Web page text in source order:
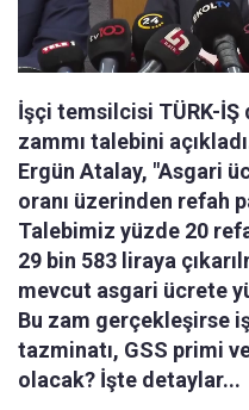
İşçi temsilcisi TÜRK-
zammı talebini
Ergün Atalay, "Asgari
oranı üzerinden refah
Talebimiz yüzde 20
29 bin 583 liraya
mevcut asgari ücrete
Bu zam gerçekleşirse
tazminatı, GSS primi
olacak? İşte detaylar...